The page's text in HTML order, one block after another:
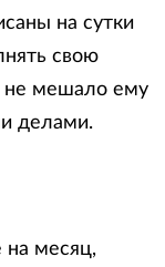
на сутки
свою
не мешало ему
делами.
на месяц,